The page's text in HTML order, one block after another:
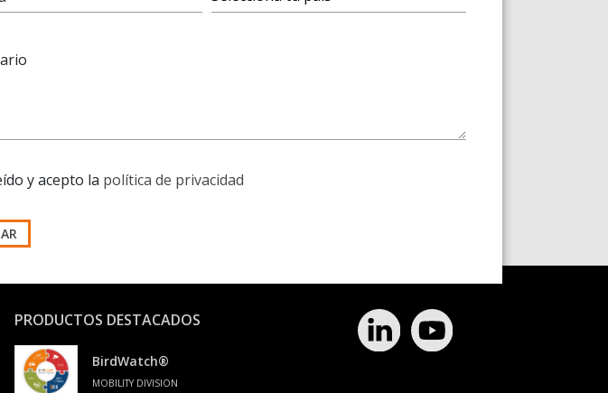
y acepto la política de privacidad
PRODUCTOS DESTACADOS
BirdWatch®
MOBILITY DIVISION